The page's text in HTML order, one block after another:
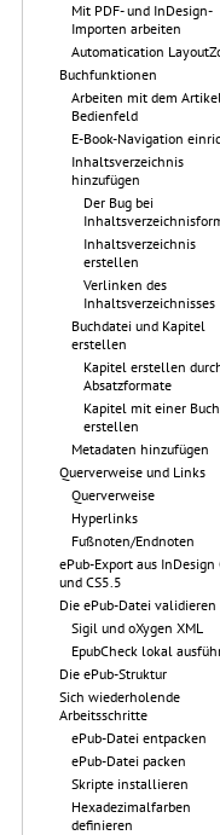
Mit PDF- und InDesign-
Importen arbeiten
Automatication
Buchfunktionen
Arbeiten mit dem
Bedienfeld
E-Book-Navigation
Inhaltsverzeichnis
hinzufügen
Der Bug bei
Inhaltsverzeichnis
erstellen
Verlinken des
Inhaltsverzeichnisses
Buchdatei und Kapitel
erstellen
Kapitel erstellen
Absatzformate
Kapitel mit einer
erstellen
Metadaten hinzufügen
Querverweise und Links
Querverweise
Hyperlinks
Fußnoten/Endnoten
ePub-Export aus InDesign
und CS5.5
Die ePub-Datei validieren
Sigil und oXygen XML
EpubCheck lokal
Die ePub-Struktur
Sich wiederholende
Arbeitsschritte
ePub-Datei entpacken
ePub-Datei packen
Skripte installieren
Hexadezimalfarben
definieren